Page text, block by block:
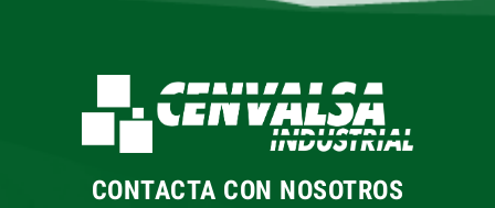
CONTACTA CON NOSOTROS